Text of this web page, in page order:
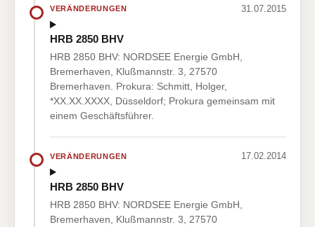
VERÄNDERUNGEN 31.07.2015
HRB 2850 BHV
HRB 2850 BHV: NORDSEE Energie GmbH,
Bremerhaven, Klußmannstr. 3, 27570
Bremerhaven. Prokura: Schmitt, Holger,
*XX.XX.XXXX, Düsseldorf; Prokura gemeinsam mit
einem Geschäftsführer.
VERÄNDERUNGEN 17.02.2014
HRB 2850 BHV
HRB 2850 BHV: NORDSEE Energie GmbH,
Bremerhaven, Klußmannstr. 3, 27570